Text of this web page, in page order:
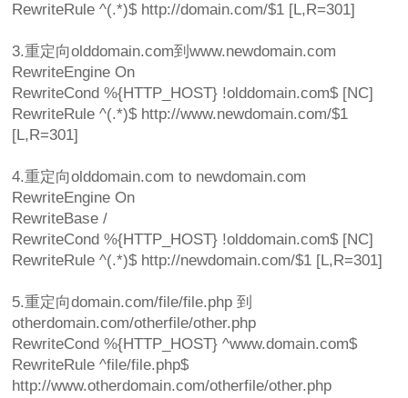
RewriteRule ^(.*)$ http://domain.com/$1 [L,R=301]
3.重定向olddomain.com到www.newdomain.com
RewriteEngine On
RewriteCond %{HTTP_HOST} !olddomain.com$ [NC]
RewriteRule ^(.*)$ http://www.newdomain.com/$1
[L,R=301]
4.重定向olddomain.com to newdomain.com
RewriteEngine On
RewriteBase /
RewriteCond %{HTTP_HOST} !olddomain.com$ [NC]
RewriteRule ^(.*)$ http://newdomain.com/$1 [L,R=301]
5.重定向domain.com/file/file.php 到
otherdomain.com/otherfile/other.php
RewriteCond %{HTTP_HOST} ^www.domain.com$
RewriteRule ^file/file.php$
http://www.otherdomain.com/otherfile/other.php